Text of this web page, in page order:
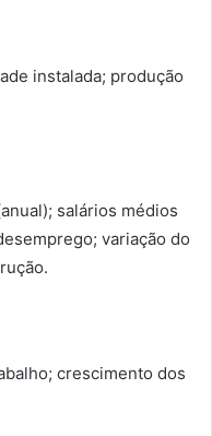
instalada; produção
salários médios
variação do
crescimento dos